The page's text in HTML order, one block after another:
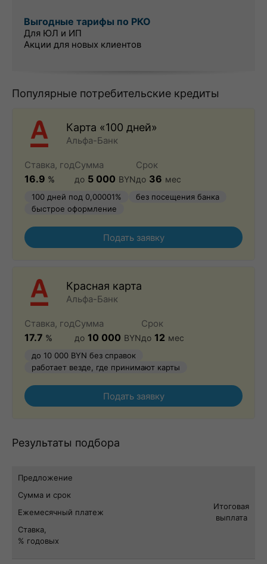
Выгодные тарифы по РКО
Для ЮЛ и ИП
Акции для новых клиентов
Популярные потребительские кредиты
Карта «100 дней»
Альфа-Банк
Ставка, год
16.9 %
Сумма
до 5 000 BYN
Срок
до 36 мес
100 дней под 0,00001%
без посещения банка
быстрое оформление
Подать заявку
Красная карта
Альфа-Банк
Ставка, год
17.7 %
Сумма
до 10 000 BYN
Срок
до 12 мес
до 10 000 BYN без справок
работает везде, где принимают карты
Подать заявку
Результаты подбора
Предложение
Сумма и срок
Ежемесячный платеж
Ставка,
% годовых
Итоговая
выплата